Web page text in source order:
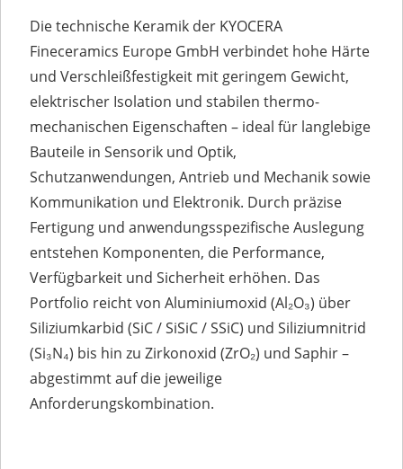
Die technische Keramik der KYOCERA
Fineceramics Europe GmbH verbindet hohe Härte
und Verschleißfestigkeit mit geringem Gewicht,
elektrischer Isolation und stabilen thermo-
mechanischen Eigenschaften – ideal für langlebige
Bauteile in Sensorik und Optik,
Schutzanwendungen, Antrieb und Mechanik sowie
Kommunikation und Elektronik. Durch präzise
Fertigung und anwendungsspezifische Auslegung
entstehen Komponenten, die Performance,
Verfügbarkeit und Sicherheit erhöhen. Das
Portfolio reicht von Aluminiumoxid (Al₂O₃) über
Siliziumkarbid (SiC / SiSiC / SSiC) und Siliziumnitrid
(Si₃N₄) bis hin zu Zirkonoxid (ZrO₂) und Saphir –
abgestimmt auf die jeweilige
Anforderungskombination.